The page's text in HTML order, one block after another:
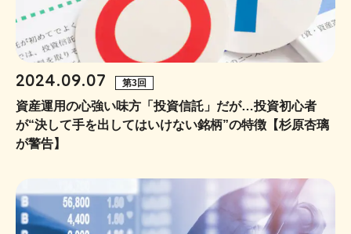
2024.09.07 第3回
資産運用の心強い味方「投資信託」だが…投資初心者
が“決して手を出してはいけない銘柄”の特徴【杉原杏璃
が警告】